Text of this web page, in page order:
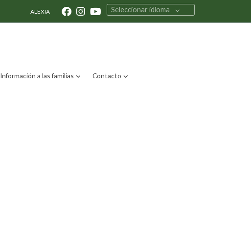
ALEXIA Seleccionar idioma
Información a las familias Contacto